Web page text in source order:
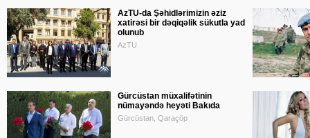
AzTU-da Şəhidlərimizin əziz
xatirəsi bir dəqiqəlik sükutla yad
olunub
AzTU
Gürcüstan müxalifətinin
nümayəndə heyəti Bakıda
Gürcüstan, Qaraçöp